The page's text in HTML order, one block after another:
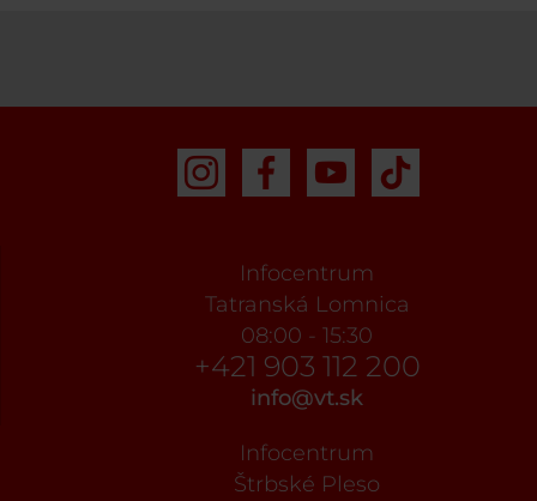
Infocentrum
Tatranská Lomnica
08:00 - 15:30
+421 903 112 200
info@vt.sk
Infocentrum
Štrbské Pleso